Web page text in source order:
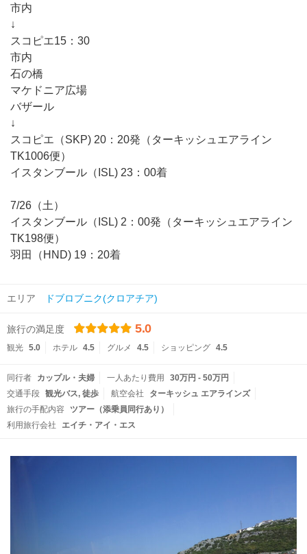
市内
↓
スコピエ15：30
市内
石の橋
マケドニア広場
バザール
↓
スコピエ（SKP) 20：20発（ターキッシュエアライン
TK1006便）
イスタンブール（ISL) 23：00着
7/26（土）
イスタンブール（ISL) 2：00発（ターキッシュエアライン
TK198便）
羽田（HND) 19：20着
エリア ドブロブニク(クロアチア)
旅行の満足度 5.0
観光 5.0 ホテル 4.5 グルメ 4.5 ショッピング 4.5
同行者 カップル・夫婦 一人あたり費用
30万円 - 50万円
交通手段 観光バス 徒歩 航空会社
ターキッシュ エアラインズ
旅行の手配内容
ツアー（添乗員同行あり）
利用旅行会社
エイチ・アイ・エス